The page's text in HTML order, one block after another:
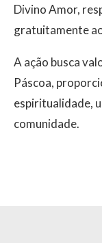
Divino Amor,
gratuitamente
A ação busca
Páscoa,
espiritualidade,
comunidade.